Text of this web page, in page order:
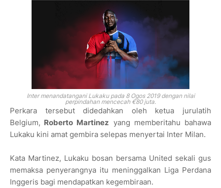
Inter menandatangani Lukaku pada 8 Ogos 2019 dengan nilai
perpindahan mencecah €80 juta.
Perkara tersebut didedahkan oleh ketua jurulatih
Belgium, Roberto Martinez yang memberitahu bahawa
Lukaku kini amat gembira selepas menyertai Inter Milan.
Kata Martinez, Lukaku bosan bersama United sekali gus
memaksa penyerangnya itu meninggalkan Liga Perdana
Inggeris bagi mendapatkan kegembiraan.